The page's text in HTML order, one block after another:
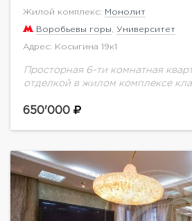
Жилой комплекс: Монолит
Воробьевы горы Университет
Адрес: Косыгина 19к1
Просторная 6-ти комнатная
отделкой в жилом комплексе
бассейном! Квартира разделена
650'000